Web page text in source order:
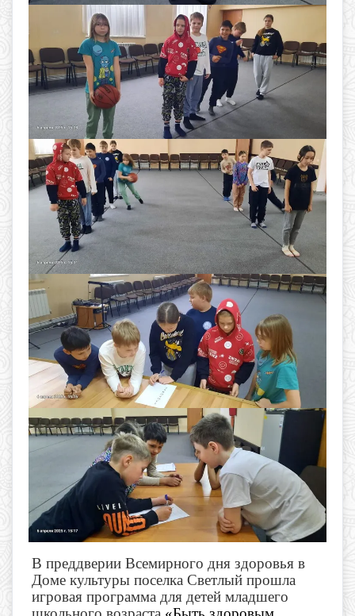
В преддверии Всемирного дня здоровья в
Доме культуры поселка Светлый прошла
игровая программа для детей младшего